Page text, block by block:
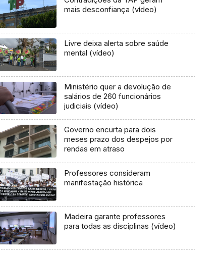
mais desconfiança (vídeo)
Livre deixa alerta sobre saúde
mental (vídeo)
Ministério quer a devolução de
salários de 260 funcionários
judiciais (vídeo)
Governo encurta para dois
meses prazo dos despejos por
rendas em atraso
Professores consideram
manifestação histórica
Madeira garante professores
para todas as disciplinas (vídeo)